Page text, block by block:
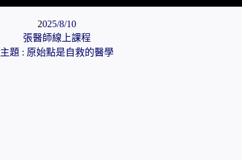
2025/8/10
張醫師線上課程
主題 : 原始點是自救的醫學